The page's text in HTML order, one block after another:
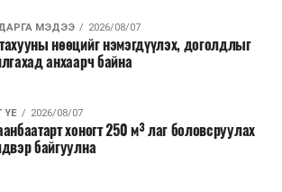
Түүнээс хойш жил бүр
байгуулагдаж ирсэн бөгөөд АНУ-
өдөрт зориулан дөрөвдүгээр сарын
гаригт уламжлал болгон явуулдаг.
тэмцээнүүд дундаас нэр
энэхүү уралдаанд оролцохын
босго хугацаа давсан байх
онцлог юм.
МЭДЭЭ 2026/08/07
нөөцийг нэмэгдүүлэх, доголдлыг
анхаарч байна
ҮЕ 2026/08/07
хоногт 250 м³ лаг боловсруулах
байгуулна